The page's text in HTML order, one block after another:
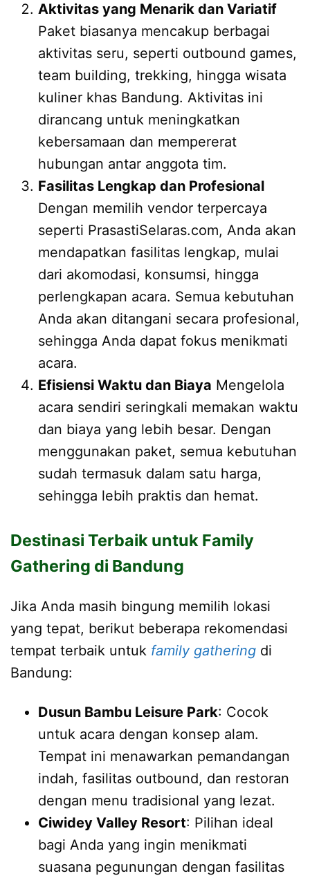
Aktivitas yang Menarik dan Variatif
Paket biasanya mencakup berbagai
aktivitas seru, seperti outbound games,
team building, trekking, hingga wisata
kuliner khas Bandung. Aktivitas ini
dirancang untuk meningkatkan
kebersamaan dan mempererat
hubungan antar anggota tim.
Fasilitas Lengkap dan Profesional
Dengan memilih vendor terpercaya
seperti PrasastiSelaras.com, Anda akan
mendapatkan fasilitas lengkap, mulai
dari akomodasi, konsumsi, hingga
perlengkapan acara. Semua kebutuhan
Anda akan ditangani secara profesional,
sehingga Anda dapat fokus menikmati
acara.
Efisiensi Waktu dan Biaya Mengelola
acara sendiri seringkali memakan waktu
dan biaya yang lebih besar. Dengan
menggunakan paket, semua kebutuhan
sudah termasuk dalam satu harga,
sehingga lebih praktis dan hemat.
Destinasi Terbaik untuk Family
Gathering di Bandung
Jika Anda masih bingung memilih lokasi
yang tepat, berikut beberapa rekomendasi
tempat terbaik untuk family gathering di
Bandung:
Dusun Bambu Leisure Park: Cocok
untuk acara dengan konsep alam.
Tempat ini menawarkan pemandangan
indah, fasilitas outbound, dan restoran
dengan menu tradisional yang lezat.
Ciwidey Valley Resort: Pilihan ideal
bagi Anda yang ingin menikmati
suasana pegunungan dengan fasilitas